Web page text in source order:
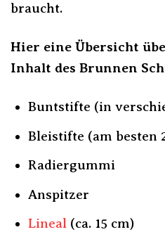
braucht.
Hier eine Übersicht
Inhalt des Brunnen
Buntstifte (in
Bleistifte (am besten
Radiergummi
Anspitzer
Lineal (ca. 15 cm)